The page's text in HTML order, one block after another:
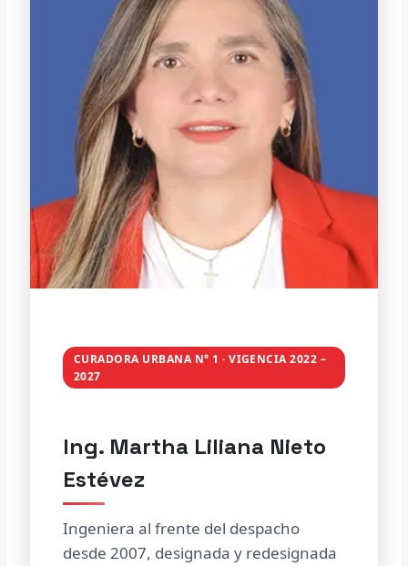
CURADORA URBANA N° 1 · VIGENCIA 2022 –
2027
Ing. Martha Liliana Nieto
Estévez
Ingeniera al frente del despacho
desde 2007, designada y redesignada